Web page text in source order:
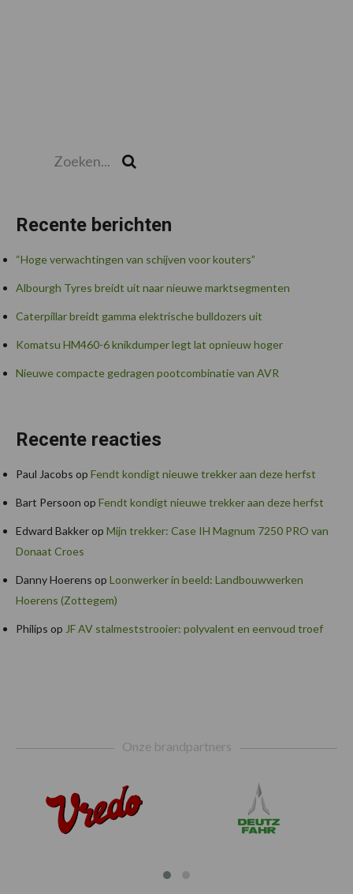
Recente berichten
“Hoge verwachtingen van schijven voor kouters”
Albourgh Tyres breidt uit naar nieuwe marktsegmenten
Caterpillar breidt gamma elektrische bulldozers uit
Komatsu HM460-6 knikdumper legt lat opnieuw hoger
Nieuwe compacte gedragen pootcombinatie van AVR
Recente reacties
Paul Jacobs op Fendt kondigt nieuwe trekker aan deze herfst
Bart Persoon op Fendt kondigt nieuwe trekker aan deze herfst
Edward Bakkerop Mijn trekker: Case IH Magnum 7250 PRO van
Donaat Croes
Danny Hoerens op Loonwerker in beeld: Landbouwwerken
Hoerens (Zottegem)
Philips op JF AV stalmeststrooier: polyvalent en eenvoud troef
Onze brandpartners